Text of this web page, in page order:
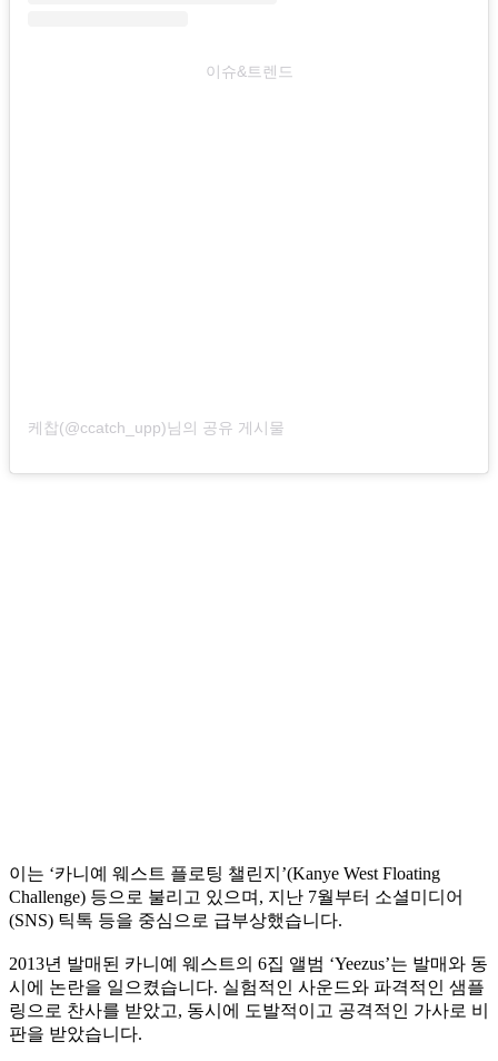
이슈&트렌드
케찹(@ccatch_upp)님의 공유 게시물
이는 ‘카니예 웨스트 플로팅 챌린지’(Kanye West Floating
Challenge) 등으로 불리고 있으며, 지난 7월부터 소셜미디어
(SNS) 틱톡 등을 중심으로 급부상했습니다.
2013년 발매된 카니예 웨스트의 6집 앨범 ‘Yeezus’는 발매와 동
시에 논란을 일으켰습니다. 실험적인 사운드와 파격적인 샘플
링으로 찬사를 받았고, 동시에 도발적이고 공격적인 가사로 비
판을 받았습니다.